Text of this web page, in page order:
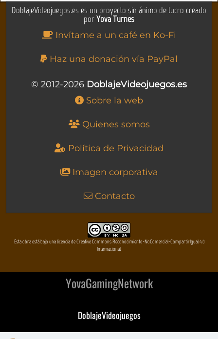
DoblajeVideojuegos.es es un proyecto sin ánimo de lucro creado
porYova Turnes
Invítame a un café en Ko-Fi
Haz una donación vía PayPal
© 2012-2026 DoblajeVideojuegos.es
Sobre la web
Quienes somos
Política de Privacidad
Imagen corporativa
Contacto
Esta obra está bajo una licencia de Creative Commons Reconocimiento-NoComercial-CompartirIgual 4.0
Internacional
YovaGamingNetwork
DoblajeVideojuegos